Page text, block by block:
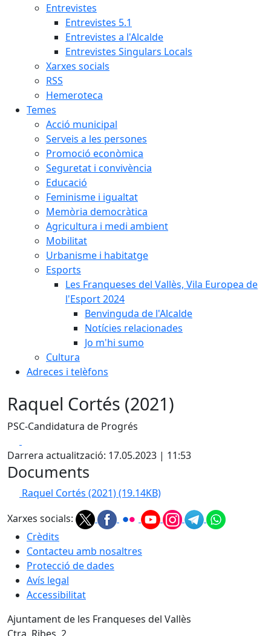
Entrevistes
Entrevistes 5.1
Entrevistes a l'Alcalde
Entrevistes Singulars Locals
Xarxes socials
RSS
Hemeroteca
Temes
Acció municipal
Serveis a les persones
Promoció econòmica
Seguretat i convivència
Educació
Feminisme i igualtat
Memòria democràtica
Agricultura i medi ambient
Mobilitat
Urbanisme i habitatge
Esports
Les Franqueses del Vallès, Vila Europea de
l'Esport 2024
Benvinguda de l'Alcalde
Notícies relacionades
Jo m'hi sumo
Cultura
Adreces i telèfons
Raquel Cortés (2021)
PSC-Candidatura de Progrés
Darrera actualització: 17.05.2023 | 11:53
Documents
Raquel Cortés (2021)(19.14KB)
Xarxes socials:
Crèdits
Contacteu amb nosaltres
Protecció de dades
Avís legal
Accessibilitat
Ajuntament de les Franqueses del Vallès